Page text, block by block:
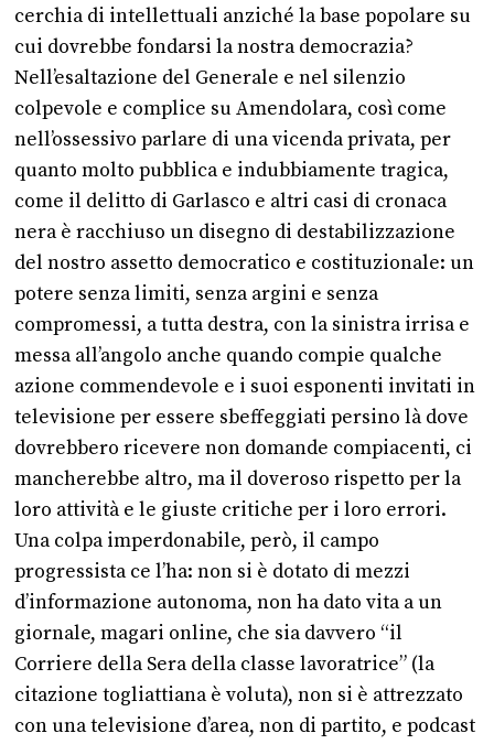
cerchia di intellettuali anziché la base popolare su
cui dovrebbe fondarsi la nostra democrazia?
Nell’esaltazione del Generale e nel silenzio
colpevole e complice su Amendolara, così come
nell’ossessivo parlare di una vicenda privata, per
quanto molto pubblica e indubbiamente tragica,
come il delitto di Garlasco e altri casi di cronaca
nera è racchiuso un disegno di destabilizzazione
del nostro assetto democratico e costituzionale: un
potere senza limiti, senza argini e senza
compromessi, a tutta destra, con la sinistra irrisa e
messa all’angolo anche quando compie qualche
azione commendevole e i suoi esponenti invitati in
televisione per essere sbeffeggiati persino là dove
dovrebbero ricevere non domande compiacenti, ci
mancherebbe altro, ma il doveroso rispetto per la
loro attività e le giuste critiche per i loro errori.
Una colpa imperdonabile, però, il campo
progressista ce l’ha: non si è dotato di mezzi
d’informazione autonoma, non ha dato vita a un
giornale, magari online, che sia davvero “il
Corriere della Sera della classe lavoratrice” (la
citazione togliattiana è voluta), non si è attrezzato
con una televisione d’area, non di partito, e podcast